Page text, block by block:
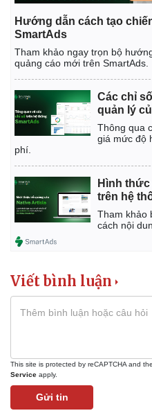
Hướng dẫn cách tạo
SmartAds
Tham khảo ngay trọn bộ
quảng cáo mới trên SmartAds.
Các chỉ
quản lý
Thông qua
giá mức độ
phí.
Hình
trên hệ
Tham khảo
cách nội
Viết bình luận
This site is protected by reCAPTCHA and
Service apply.
Gửi tin